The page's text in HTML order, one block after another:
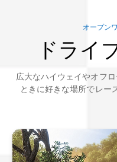
オープン
ドライ
広大なハイウェイやオフ
ときに好きな場所でレー